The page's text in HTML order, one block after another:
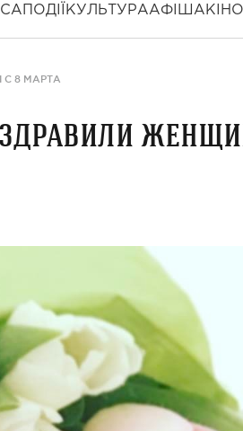
ПОДІЇ КУЛЬТУРААФІША КІНО
8 МАРТА